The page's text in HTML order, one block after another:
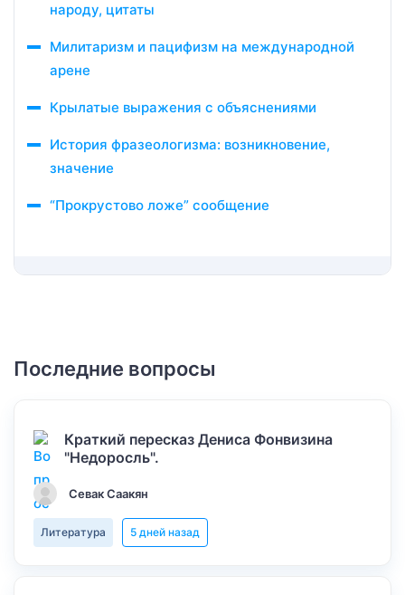
народу, цитаты
Милитаризм и пацифизм на международной
арене
Крылатые выражения с объяснениями
История фразеологизма: возникновение,
значение
“Прокрустово ложе” сообщение
Последние вопросы
Краткий пересказ Дениса Фонвизина
"Недоросль".
Севак Саакян
Литература 5 дней назад